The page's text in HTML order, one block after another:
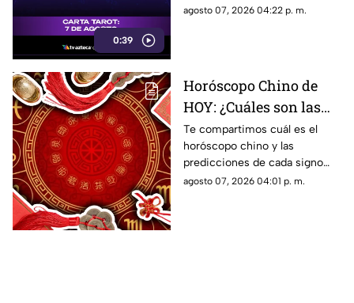
0:39
agosto 07, 2026 04:22 p. m.
Horóscopo Chino de
HOY: ¿Cuáles son las
predicciones de este 7
de agosto de 2026 para
cada signo del zodiaco?
Te compartimos cuál es el
horóscopo chino y las
predicciones de cada signo
para el día de hoy, viernes 7 de
agosto 07, 2026 04:01 p. m.